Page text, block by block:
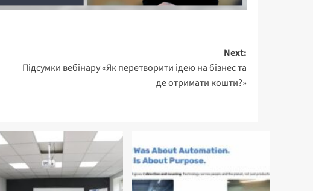
Next:
Підсумки вебінару «Як перетворити ідею на бізнес та
де отримати кошти?»